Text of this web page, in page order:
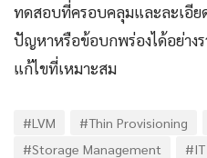
ทดสอบที่ครอบคลุมและละเอีย
ปัญหาหรือข้อบกพร่องได้อย่าง
แก้ไขที่เหมาะสม
#LVM #Thin Provisioning
#Storage Management
#IT